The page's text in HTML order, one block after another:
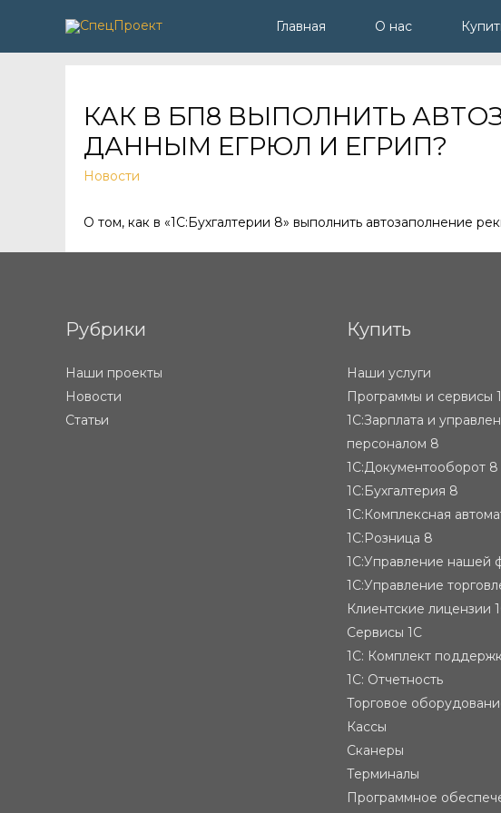
Главная О нас
КАК В БП8 ВЫПОЛНИТЬ
ДАННЫМ ЕГРЮЛ И ЕГРИП?
Новости
О том, как в «1С:Бухгалтерии 8» выполнить автозаполнение
Рубрики
Наши проекты
Новости
Статьи
Купить
Наши услуги
Программы и сервисы
1С:Зарплата и
персоналом 8
1С:Документооборот 8
1С:Бухгалтерия 8
1С:Комплексная
1С:Розница 8
1С:Управление нашей
1С:Управление
Клиентские лицензии
Сервисы 1С
1С: Комплект
1С: Отчетность
Торговое
Кассы
Сканеры
Терминалы
Программное